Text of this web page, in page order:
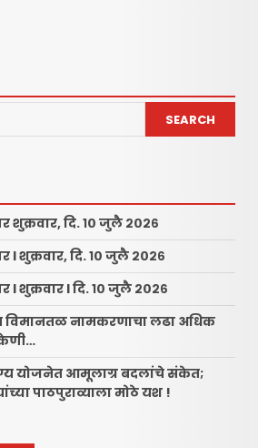
SEARCH
शुक्रवार, दि. १० जुलै २०२६
l शुक्रवार, दि. १० जुलै २०२६
l शुक्रवार l दि. १० जुलै २०२६
विमानतळ नामकरणाचा लढा अधिक
योजनेत आमूलाग्र बदलांचे संकेत;
पाठपुराव्याला मोठे यश !